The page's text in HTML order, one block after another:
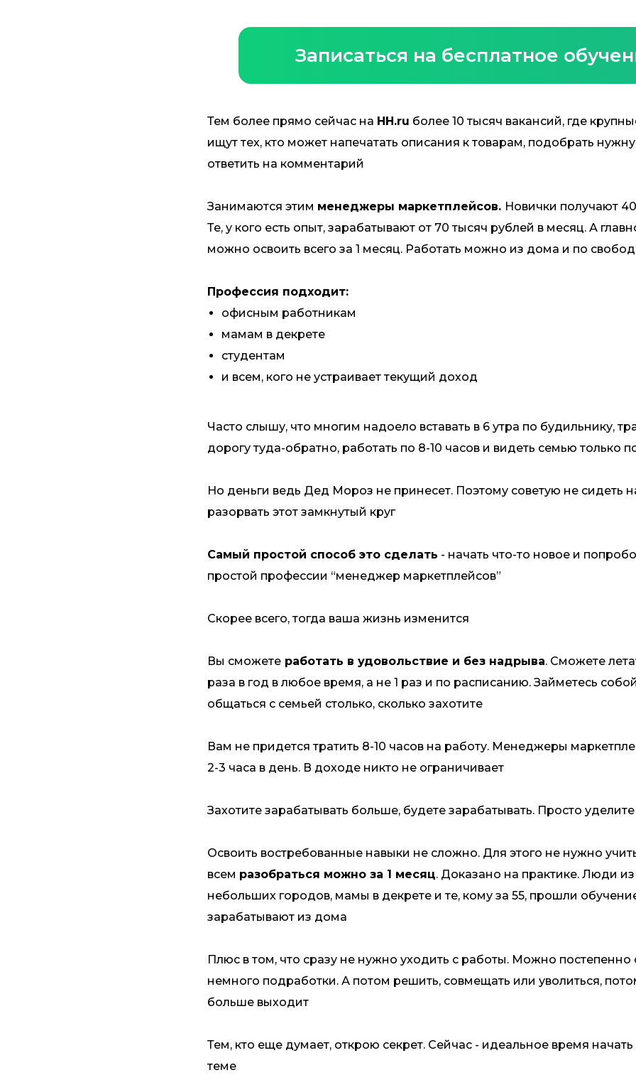
Записаться на бесплатное
Тем более прямо сейчас на HH.ru более 10 тысяч вакансий, где
ищут тех, кто может напечатать описания к товарам, подобрать
ответить на комментарий
Занимаются этим менеджеры маркетплейсов. Новички получают
Те, у кого есть опыт, зарабатывают от 70 тысяч рублей в месяц. А
можно освоить всего за 1 месяц. Работать можно из дома и по
Профессия подходит:
офисным работникам
мамам в декрете
студентам
и всем, кого не устраивает текущий доход
Часто слышу, что многим надоело вставать в 6 утра по будильнику,
дорогу туда-обратно, работать по 8-10 часов и видеть семью только
Но деньги ведь Дед Мороз не принесет. Поэтому советую не сидеть
разорвать этот замкнутый круг
Самый простой способ это сделать - начать что-то новое и
простой профессии “менеджер маркетплейсов”
Скорее всего, тогда ваша жизнь изменится
Вы сможете работать в удовольствие и без надрыва. Сможете
раза в год в любое время, а не 1 раз и по расписанию. Займетесь
общаться с семьей столько, сколько захотите
Вам не придется тратить 8-10 часов на работу. Менеджеры
2-3 часа в день. В доходе никто не ограничивает
Захотите зарабатывать больше, будете зарабатывать. Просто
Освоить востребованные навыки не сложно. Для этого не нужно
всем разобраться можно за 1 месяц. Доказано на практике. Люди из
небольших городов, мамы в декрете и те, кому за 55, прошли
зарабатывают из дома
Плюс в том, что сразу не нужно уходить с работы. Можно постепенно
немного подработки. А потом решить, совмещать или уволиться,
больше выходит
Тем, кто еще думает, открою секрет. Сейчас - идеальное время начать
теме